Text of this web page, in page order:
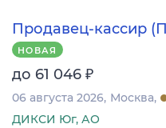
Продавец-кассир
НОВАЯ
до 61 046 ₽
06 августа 2026 Москва
ДИКСИ Юг, АО